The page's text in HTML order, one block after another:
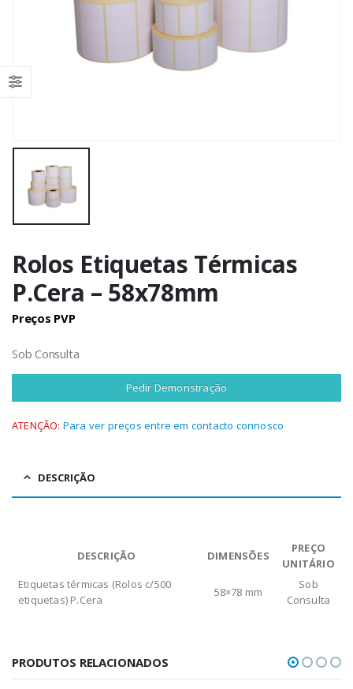
Rolos Etiquetas Térmicas
P.Cera – 58x78mm
Preços PVP
Sob Consulta
Pedir Demonstração
ATENÇÃO: Para ver preços entre em contacto connosco
DESCRIÇÃO
DESCRIÇÃO DIMENSÕES
PREÇO
UNITÁRIO
Etiquetas térmicas (Rolos c/500
etiquetas) P.Cera
58×78 mm
Sob
Consulta
PRODUTOS RELACIONADOS